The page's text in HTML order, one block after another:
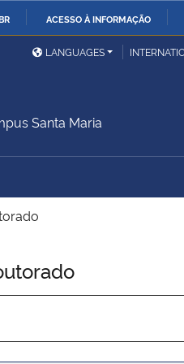
ACESSO À INFORMAÇÃO
Ministério das Relações
Exteriores
União
Banco Central do Brasil
LANGUAGES
Santa Maria